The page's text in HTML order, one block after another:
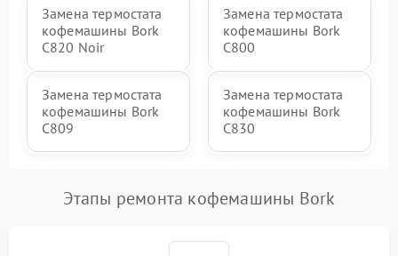
Замена термостата
кофемашины Bork
C820 Noir
Замена термостата
кофемашины Bork
C800
Замена термостата
кофемашины Bork
C809
Замена термостата
кофемашины Bork
C830
Этапы ремонта кофемашины Bork